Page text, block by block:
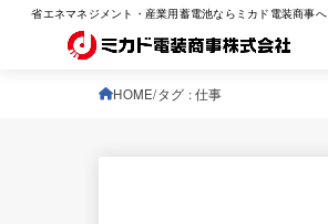
省エネマネジメント・産業用蓄電池ならミカド電装商事へ
HOME タグ : 仕事